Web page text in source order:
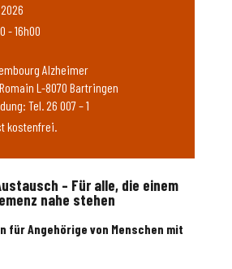
– Für alle, die einem
nahe stehen
für Angehörige von Menschen mit
- 16h00
Alzheimer
L-8070 Bartringen
Tel. 26 007 – 1
kostenfrei.